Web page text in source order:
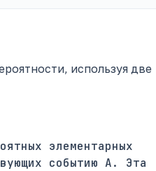
используя две
элементарных
событию A. Эта